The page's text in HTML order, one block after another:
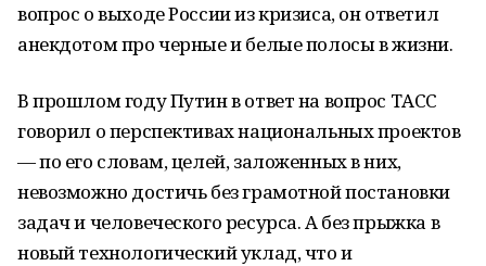
вопрос о выходе России из кризиса, он ответил
анекдотом про черные и белые полосы в жизни.
В прошлом году Путин в ответ на вопрос ТАСС
говорил о перспективах национальных проектов
— по его словам, целей, заложенных в них,
невозможно достичь без грамотной постановки
задач и человеческого ресурса. А без прыжка в
новый технологический уклад, что и